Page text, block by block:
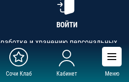
Сочи Клаб Кабинет Меню
ВОЙТИ
и хранению персональных
данных
ОГРН 1142300002349,